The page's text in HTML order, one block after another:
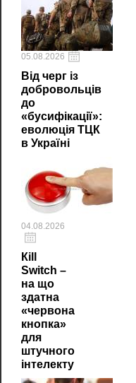
05.08.2026
Від черг із
добровольців
до
«бусифікації»:
еволюція ТЦК
в Україні
04.08.2026
Кill
Switch –
на що
здатна
«червона
кнопка»
для
штучного
інтелекту